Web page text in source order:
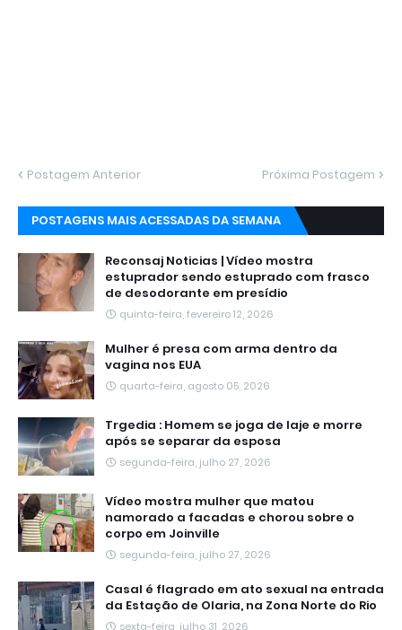
Postagem Anterior Próxima Postagem
POSTAGENS MAIS ACESSADAS DA SEMANA
Reconsaj Noticias | Vídeo mostra
estuprador sendo estuprado com frasco
de desodorante em presídio
quinta-feira, fevereiro 12, 2026
Mulher é presa com arma dentro da
vagina nos EUA
quarta-feira, agosto 05, 2026
Trgedia : Homem se joga de laje e morre
após se separar da esposa
segunda-feira, julho 27, 2026
Vídeo mostra mulher que matou
namorado a facadas e chorou sobre o
corpo em Joinville
segunda-feira, julho 27, 2026
Casal é flagrado em ato sexual na entrada
da Estação de Olaria, na Zona Norte do Rio
sexta-feira, julho 31, 2026